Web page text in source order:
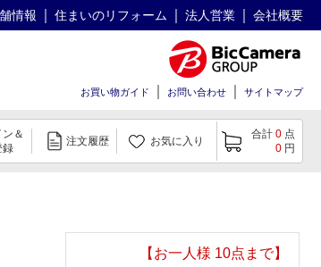
情報 住まいのリフォーム 法人営業 会社概要
お買い物ガイド お問い合わせ サイトマップ
ン＆
録
注文履歴 お気に入り
合計 0 点
0 円
【お一人様 10点まで】